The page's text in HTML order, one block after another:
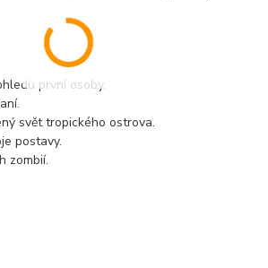
první osoby.
svět tropického ostrova.
postavy.
zombií.